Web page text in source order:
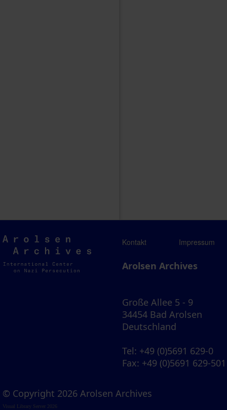
Arolsen
Archives
Kontakt Impressum
Arolsen Archives
Große Allee 5 - 9
34454 Bad Arolsen
Deutschland
Tel: +49 (0)5691 629-0
Fax: +49 (0)5691 629-501
© Copyright 2026 Arolsen Archives
Visual Library Server 2026